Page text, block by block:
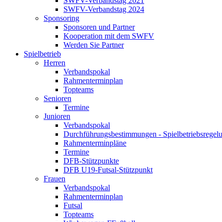
SWFV-Verbandstag 2024
Sponsoring
Sponsoren und Partner
Kooperation mit dem SWFV
Werden Sie Partner
Spielbetrieb
Herren
Verbandspokal
Rahmenterminplan
Topteams
Senioren
Termine
Junioren
Verbandspokal
Durchführungsbestimmungen -
Rahmenterminpläne
Termine
DFB-Stützpunkte
DFB U19-Futsal-Stützpunkt
Frauen
Verbandspokal
Rahmenterminplan
Futsal
Topteams